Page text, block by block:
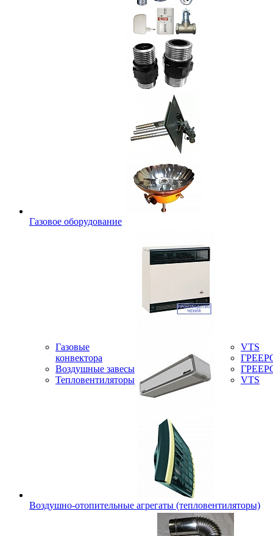
Газовое оборудование
Газовые
конвектора
Воздушные завесы
Тепловентиляторы
VTS
VTS
Воздушно-отопительные агрегаты (тепловентиляторы)